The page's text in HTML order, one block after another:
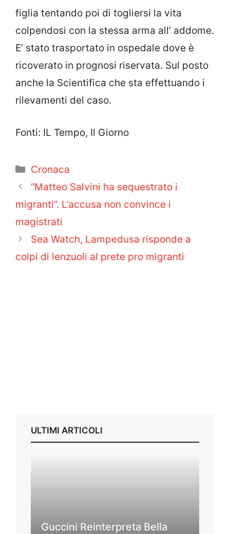
figlia tentando poi di togliersi la vita
colpendosi con la stessa arma all’ addome.
E’ stato trasportato in ospedale dove è
ricoverato in prognosi riservata. Sul posto
anche la Scientifica che sta effettuando i
rilevamenti del caso.
Fonti: IL Tempo, Il Giorno
Categorie
Cronaca
“Matteo Salvini ha sequestrato i
migranti”. L’accusa non convince i
magistrati
Sea Watch, Lampedusa risponde a
colpi di lenzuoli al prete pro migranti
ULTIMI ARTICOLI
Guccini Reinterpreta Bella